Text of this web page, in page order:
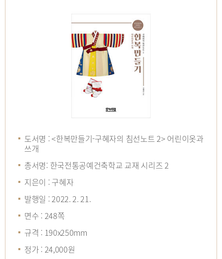
도서명 : <한복만들기-구혜자의 침선노트 2> 어린이옷과
쓰개
총서명: 한국전통공예건축학교 교재 시리즈 2
지은이 : 구혜자
발행일 : 2022. 2. 21.
면수 : 248쪽
규격 : 190x250mm
정가 : 24,000원